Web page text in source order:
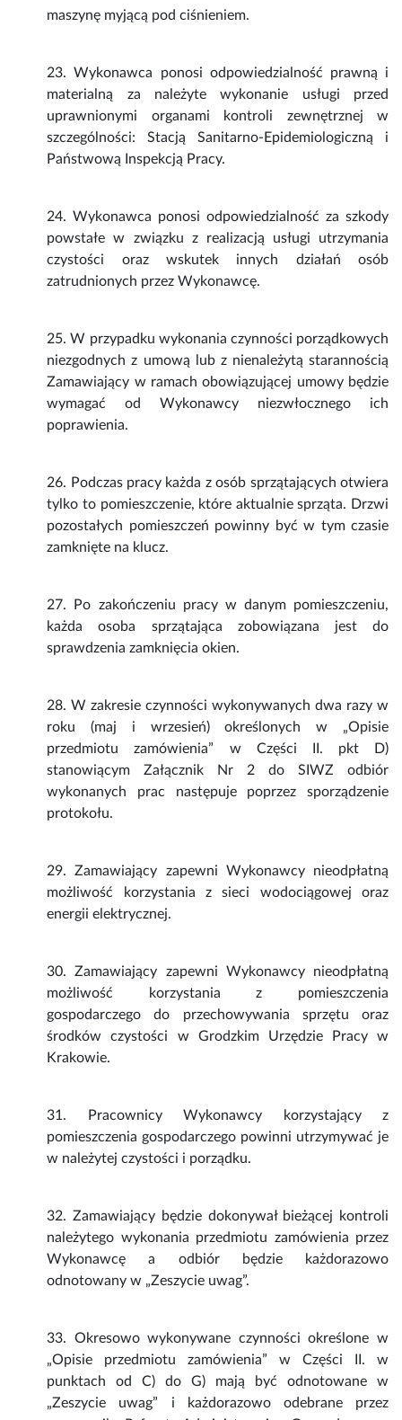
maszynę myjącą pod ciśnieniem.
23. Wykonawca ponosi odpowiedzialność prawną i
materialną za należyte wykonanie usługi przed
uprawnionymi organami kontroli zewnętrznej w
szczególności: Stacją Sanitarno-Epidemiologiczną i
Państwową Inspekcją Pracy.
24. Wykonawca ponosi odpowiedzialność za szkody
powstałe w związku z realizacją usługi utrzymania
czystości oraz wskutek innych działań osób
zatrudnionych przez Wykonawcę.
25. W przypadku wykonania czynności porządkowych
niezgodnych z umową lub z nienależytą starannością
Zamawiający w ramach obowiązującej umowy będzie
wymagać od Wykonawcy niezwłocznego ich
poprawienia.
26. Podczas pracy każda z osób sprzątających otwiera
tylko to pomieszczenie, które aktualnie sprząta. Drzwi
pozostałych pomieszczeń powinny być w tym czasie
zamknięte na klucz.
27. Po zakończeniu pracy w danym pomieszczeniu,
każda osoba sprzątająca zobowiązana jest do
sprawdzenia zamknięcia okien.
28. W zakresie czynności wykonywanych dwa razy w
roku (maj i wrzesień) określonych w „Opisie
przedmiotu zamówienia” w Części II. pkt D)
stanowiącym Załącznik Nr 2 do SIWZ odbiór
wykonanych prac następuje poprzez sporządzenie
protokołu.
29. Zamawiający zapewni Wykonawcy nieodpłatną
możliwość korzystania z sieci wodociągowej oraz
energii elektrycznej.
30. Zamawiający zapewni Wykonawcy nieodpłatną
możliwość korzystania z pomieszczenia
gospodarczego do przechowywania sprzętu oraz
środków czystości w Grodzkim Urzędzie Pracy w
Krakowie.
31. Pracownicy Wykonawcy korzystający z
pomieszczenia gospodarczego powinni utrzymywać je
w należytej czystości i porządku.
32. Zamawiający będzie dokonywał bieżącej kontroli
należytego wykonania przedmiotu zamówienia przez
Wykonawcę a odbiór będzie każdorazowo
odnotowany w „Zeszycie uwag”.
33. Okresowo wykonywane czynności określone w
„Opisie przedmiotu zamówienia” w Części II. w
punktach od C) do G) mają być odnotowane w
„Zeszycie uwag” i każdorazowo odebrane przez